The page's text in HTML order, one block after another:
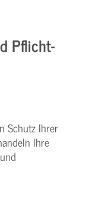
Pflicht­
Schutz Ihrer
Ihre